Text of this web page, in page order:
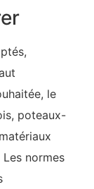
le
poteaux-
normes